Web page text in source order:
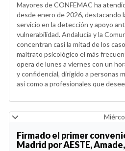
Mayores de CONFEMAC ha
desde enero de 2026, destacando
servicio en la detección y apoyo
vulnerabilidad. Andalucía y la
concentran casi la mitad de los
maltrato psicológico el más
opera de lunes a viernes con un
y confidencial, dirigido a personas
así como a profesionales que
Firmado el primer
Madrid por AESTE,